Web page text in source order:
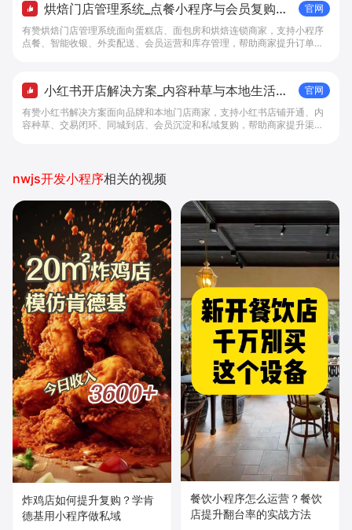
烘焙门店管理系统_点餐小程序与会员复购工
具 - 做生意, 找有赞
官网
有赞烘焙门店管理系统面向蛋糕店、面包房和烘焙连锁商家，支持小程序
点餐、智能收银、外卖配送、会员运营和库存管理，帮助商家提升订单转
小红书开店解决方案_内容种草与本地生活转
化工具 - 做生意, 找有赞
官网
有赞小红书解决方案面向品牌和本地门店商家，支持小红书店铺开通、内
容种草、交易闭环、同城到店、会员沉淀和私域复购，帮助商家提升渠道
nwjs开发小程序相关的视频
炸鸡店如何提升复购？学肯
德基用小程序做私域
餐饮小程序怎么运营？餐饮
店提升翻台率的实战方法